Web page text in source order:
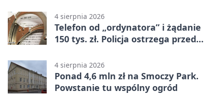
4 sierpnia 2026
Telefon od „ordynatora” i żądanie
150 tys. zł. Policja ostrzega przed
4 sierpnia 2026
Ponad 4,6 mln zł na Smoczy Park.
Powstanie tu wspólny ogród